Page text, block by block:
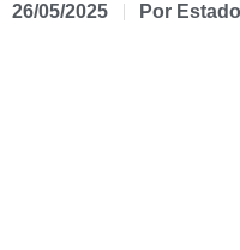
26/05/2025 Por